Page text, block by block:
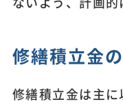
修繕積立金
修繕積立金は主